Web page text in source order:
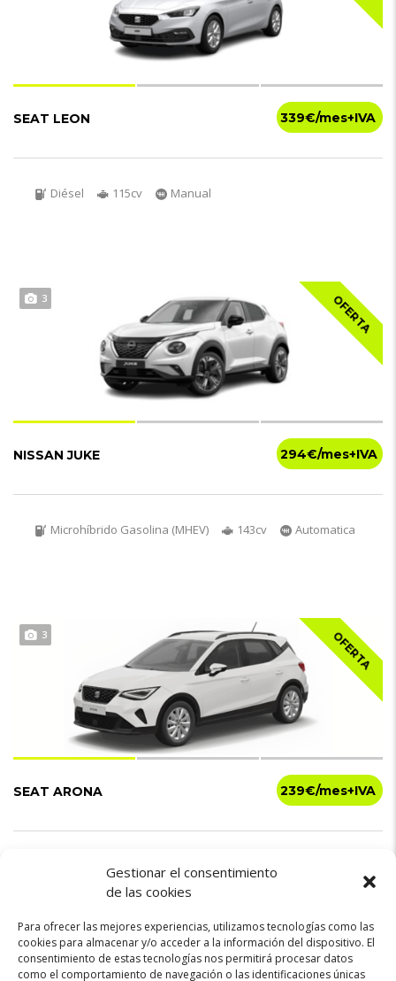
Gestionar el consentimiento
de las cookies
Para ofrecer las mejores experiencias, utilizamos tecnologías como las
cookies para almacenar y/o acceder a la información del dispositivo. El
consentimiento de estas tecnologías nos permitirá procesar datos
como el comportamiento de navegación o las identificaciones únicas
339€
SEAT LEON
Diésel 115cv Manual
OFERTA
3
294€
NISSAN JUKE
Microhíbrido Gasolina (MHEV) 143cv Automatica
OFERTA
3
239€
SEAT ARONA
115cv